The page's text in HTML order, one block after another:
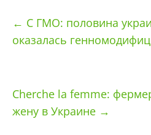
← С ГМО: половина
оказалась
Cherche la femme:
жену в Украине →